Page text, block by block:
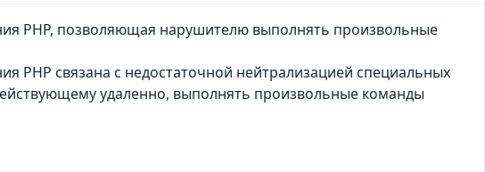
PHP, позволяющая нарушителю выполнять произвольные
PHP связана с недостаточной нейтрализацией специальных
удаленно, выполнять произвольные команды